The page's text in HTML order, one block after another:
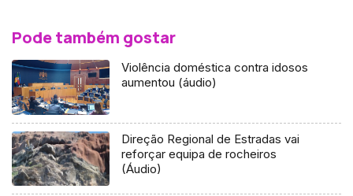
Pode também gostar
Violência doméstica contra idosos
aumentou (áudio)
Direção Regional de Estradas vai
reforçar equipa de rocheiros
(Áudio)